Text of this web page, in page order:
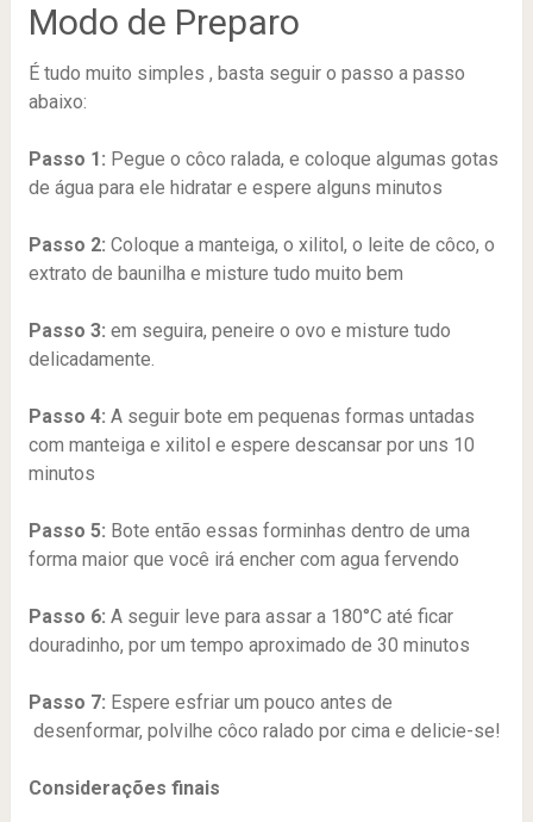
Modo de Preparo
É tudo muito simples , basta seguir o passo a passo
abaixo:
Passo 1: Pegue o côco ralada, e coloque algumas gotas
de água para ele hidratar e espere alguns minutos
Passo 2: Coloque a manteiga, o xilitol, o leite de côco, o
extrato de baunilha e misture tudo muito bem
Passo 3: em seguira, peneire o ovo e misture tudo
delicadamente.
Passo 4: A seguir bote em pequenas formas untadas
com manteiga e xilitol e espere descansar por uns 10
minutos
Passo 5: Bote então essas forminhas dentro de uma
forma maior que você irá encher com agua fervendo
Passo 6: A seguir leve para assar a 180°C até ficar
douradinho, por um tempo aproximado de 30 minutos
Passo 7: Espere esfriar um pouco antes de
desenformar, polvilhe côco ralado por cima e delicie-se!
Considerações finais